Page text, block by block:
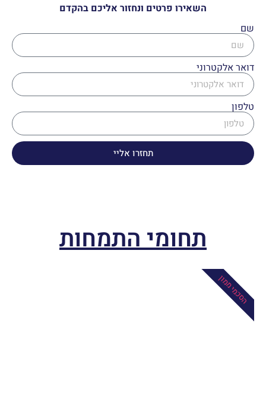
השאירו פרטים ונחזור אליכם בהקדם
שם
דואר אלקטרוני
טלפון
תחזרו אליי
תחומי התמחות
הסכמי ממון